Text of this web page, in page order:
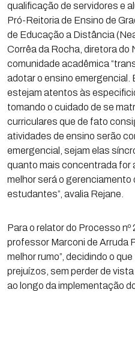
qualificação de servidores e
Pró-Reitoria de Ensino de
de Educação a Distância
Corrêa da Rocha, diretora do
comunidade acadêmica
adotar o ensino emergencial.
estejam atentos às
tomando o cuidado de se
curriculares que de fato
atividades de ensino serão
emergencial, sejam elas
quanto mais concentrada for
melhor será o gerenciamento
estudantes”, avalia Rejane.
Para o relator do Processo
professor Marconi de Arruda
melhor rumo”, decidindo o
prejuízos, sem perder de
ao longo da implementação